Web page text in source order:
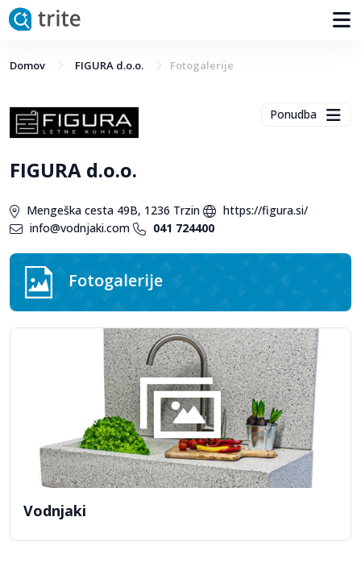
Domov FIGURA d.o.o. Fotogalerije
Ponudba
FIGURA d.o.o.
Mengeška cesta 49B, 1236 Trzin
https://figura.si/
info@vodnjaki.com
041 724400
Fotogalerije
Vodnjaki